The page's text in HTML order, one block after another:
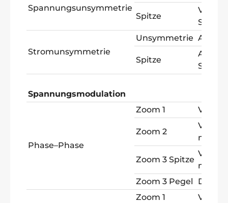
Spannungsunsymmetrie
Spitze
V
Spitze
Stromunsymmetrie
Unsymmetrie A AC +
Spitze
A
Spitze
Spannungsmodulation
Phase–Phase
Zoom 1 V
Zoom 2
V
max
Zoom 3 Spitze
V
max
Zoom 3 Pegel
Delta V
Zoom 1 V